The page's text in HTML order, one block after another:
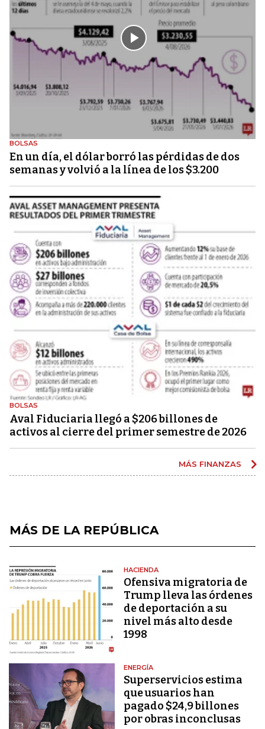
BOLSAS
En un día, el dólar borró las pérdidas de dos
semanas y volvió a la línea de los $3.200
BOLSAS
Aval Fiduciaria llegó a $206 billones de
activos al cierre del primer semestre de 2026
MÁS FINANZAS
MÁS DE LA REPÚBLICA
HACIENDA
Ofensiva migratoria de
Trump lleva las órdenes
de deportación a su
nivel más alto desde
1998
ENERGÍA
Superservicios estima
que usuarios han
pagado $24,9 billones
por obras inconclusas